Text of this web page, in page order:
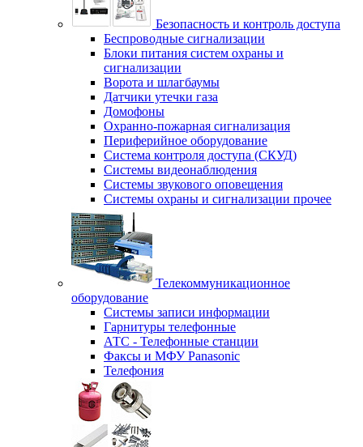
Безопасность и контроль доступа
Беспроводные сигнализации
Блоки питания систем охраны и
сигнализации
Ворота и шлагбаумы
Датчики утечки газа
Домофоны
Охранно-пожарная сигнализация
Периферийное оборудование
Система контроля доступа (СКУД)
Системы видеонаблюдения
Системы звукового оповещения
Системы охраны и сигнализации прочее
Телекоммуникационное
оборудование
Системы записи информации
Гарнитуры телефонные
АТС - Телефонные станции
Факсы и МФУ Panasonic
Телефония